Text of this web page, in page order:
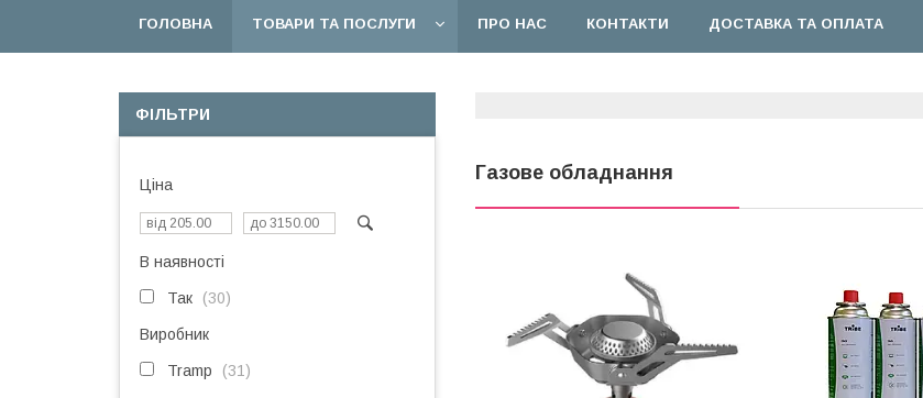
ГОЛОВНА ТОВАРИ ТА ПОСЛУГИ ПРО НАС КОНТАКТИ ДОСТАВКА ТА ОПЛАТА
Газове обладнання
ФІЛЬТРИ
Ціна
В наявності
Так 30
Виробник
Tramp 31